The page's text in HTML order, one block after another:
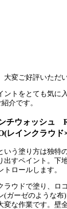
大変ご好評いただ
ントをとても気に
介です。
ンチウォッシュ
レインクラウド×
いう塗り方は独特
出すペイント。下
ロールします。
ラウドで塗り、ロ
(ガーゼのような布
変な作業です。壁